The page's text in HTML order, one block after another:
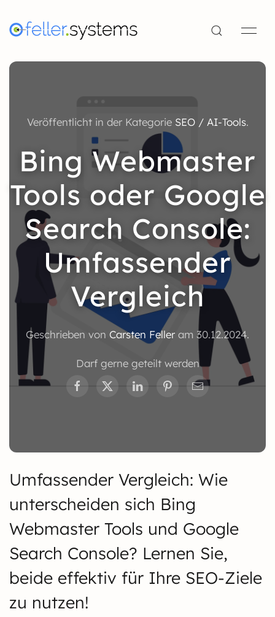
Veröffentlicht in der Kategorie SEO / AI-Tools.
Bing Webmaster
Tools oder Google
Search Console:
Umfassender
Vergleich
Geschrieben von Carsten Feller am 30.12.2024.
Darf gerne geteilt werden
Umfassender Vergleich: Wie
unterscheiden sich Bing
Webmaster Tools und Google
Search Console? Lernen Sie,
beide effektiv für Ihre SEO-Ziele
zu nutzen!